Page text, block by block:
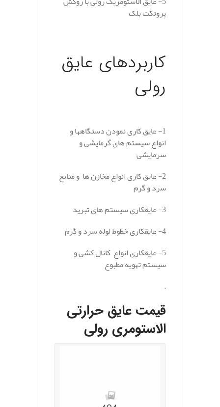
پروتکت بلک
کاربردهای عایق
رولی
1- عایق کاری نمودن دستگاهها و
انواع سیستم های گرمایشی و
سرمایشی
2- عایق کاری انواع مخازن ها و منابع
سرد و گرم
3- عایقکاری سیستم های تبرید
4- عایقکاری خطوط لوله سرد و گرم
5- عایقکاری انواع کانال کشی و
سیستم تهویه مطبوع
.
قیمت عایق حرارتی
الاستومری رولی